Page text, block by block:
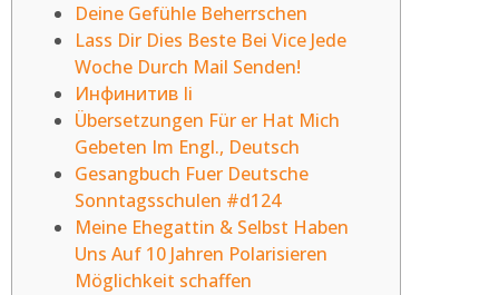
Deine Gefühle Beherrschen
Lass Dir Dies Beste Bei Vice Jede
Woche Durch Mail Senden!
Инфинитив Ii
Übersetzungen Für er Hat Mich
Gebeten Im Engl., Deutsch
Gesangbuch Fuer Deutsche
Sonntagsschulen #d124
Meine Ehegattin & Selbst Haben
Uns Auf 10 Jahren Polarisieren
Möglichkeit schaffen